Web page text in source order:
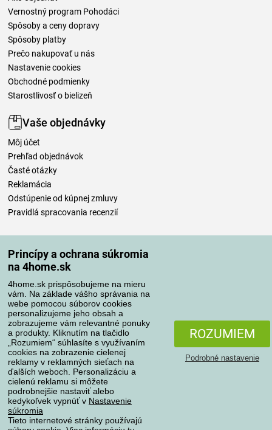
Princípy a ochrana súkromia
na 4home.sk
4home.sk prispôsobujeme na mieru
vám. Na základe vášho správania na
webe pomocou súborov cookies
personalizujeme jeho obsah a
zobrazujeme vám relevantné ponuky
a produkty. Kliknutím na tlačidlo
„Rozumiem“ súhlasíte s využívaním
cookies na zobrazenie cielenej
reklamy v reklamných sieťach na
ďalších weboch. Personalizáciu a
cielenú reklamu si môžete
podrobnejšie nastaviť alebo
kedykoľvek vypnúť v Nastavenie
súkromia
Tieto internetové stránky používajú
ROZUMIEM
Podrobné nastavenie
Vernostný program Pohodáci
Spôsoby a ceny dopravy
Spôsoby platby
Prečo nakupovať u nás
Nastavenie cookies
Obchodné podmienky
Starostlivosť o bielizeň
Vaše objednávky
Môj účet
Prehľad objednávok
Časté otázky
Reklamácia
Odstúpenie od kúpnej zmluvy
Pravidlá spracovania recenzií
Spôsoby platby
Spoľahlivý obchod